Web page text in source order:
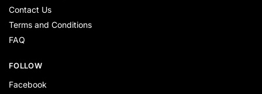
Contact Us
Terms and Conditions
FAQ
FOLLOW
Facebook